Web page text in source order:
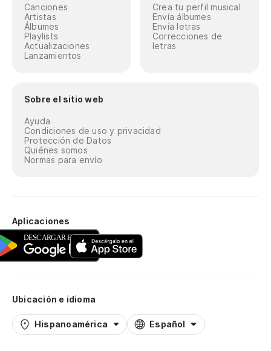
Canciones
Artistas
Álbumes
Playlists
Actualizaciones
Lanzamientos
Crea tu perfil musical
Envía álbumes
Envía letras
Correcciones de
letras
Sobre el sitio web
Ayuda
Condiciones de uso y privacidad
Protección de Datos
Quiénes somos
Normas para envío
Aplicaciones
Ubicación e idioma
Hispanoamérica Español